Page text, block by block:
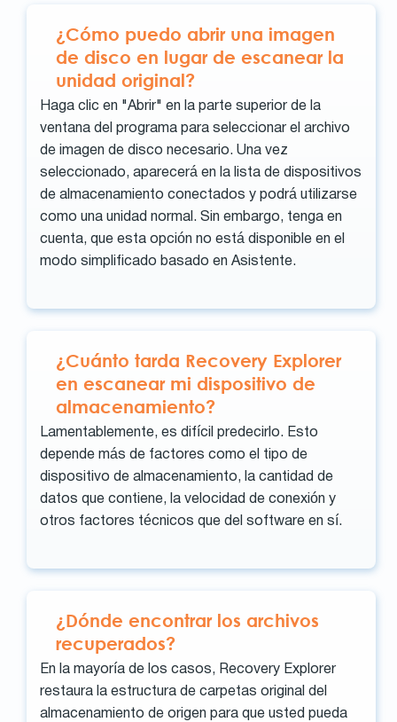
¿Cómo puedo abrir una imagen
de disco en lugar de escanear la
unidad original?
Haga clic en "Abrir" en la parte superior de la
ventana del programa para seleccionar el archivo
de imagen de disco necesario. Una vez
seleccionado, aparecerá en la lista de dispositivos
de almacenamiento conectados y podrá utilizarse
como una unidad normal. Sin embargo, tenga en
cuenta, que esta opción no está disponible en el
modo simplificado basado en Asistente.
¿Cuánto tarda Recovery Explorer
en escanear mi dispositivo de
almacenamiento?
Lamentablemente, es difícil predecirlo. Esto
depende más de factores como el tipo de
dispositivo de almacenamiento, la cantidad de
datos que contiene, la velocidad de conexión y
otros factores técnicos que del software en sí.
¿Dónde encontrar los archivos
recuperados?
En la mayoría de los casos, Recovery Explorer
restaura la estructura de carpetas original del
almacenamiento de origen para que usted pueda